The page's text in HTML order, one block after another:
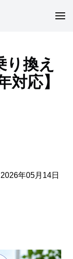
換え
対応】
年05月14日